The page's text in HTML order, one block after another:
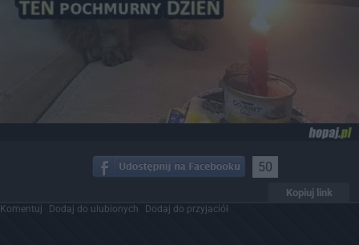
50
Kopiuj link
Komentuj Dodaj do ulubionych Dodaj do przyjaciół